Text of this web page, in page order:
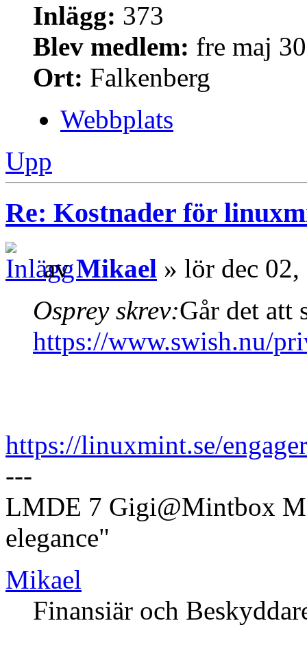
Inlägg: 373
Blev medlem: fre maj
Ort: Falkenberg
Webbplats
Upp
Re: Kostnader för
avMikael » lör dec
Osprey skrev:Går det att
https://www.swish.nu/
https://linuxmint.se/
---
LMDE 7 Gigi@Mintbox
elegance"
Mikael
Finansiär och